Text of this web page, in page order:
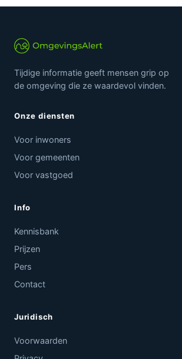
Tijdige informatie geeft mensen grip op
de omgeving die ze waardevol vinden.
Onze diensten
Voor inwoners
Voor gemeenten
Voor vastgoed
Info
Kennisbank
Prijzen
Pers
Contact
Juridisch
Voorwaarden